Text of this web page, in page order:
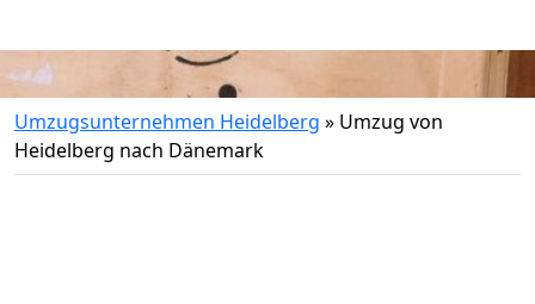
Umzugsunternehmen Heidelberg » Umzug von
Heidelberg nach Dänemark